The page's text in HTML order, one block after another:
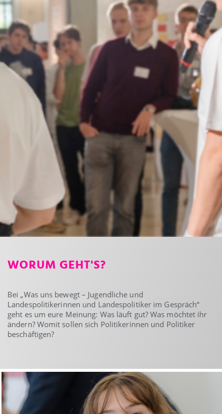
WORUM GEHT'S?
Bei „Was uns bewegt – Jugendliche und
Landespolitikerinnen und Landespolitiker im Gespräch“
geht es um eure Meinung: Was läuft gut? Was möchtet ihr
ändern? Womit sollen sich Politikerinnen und Politiker
beschäftigen?